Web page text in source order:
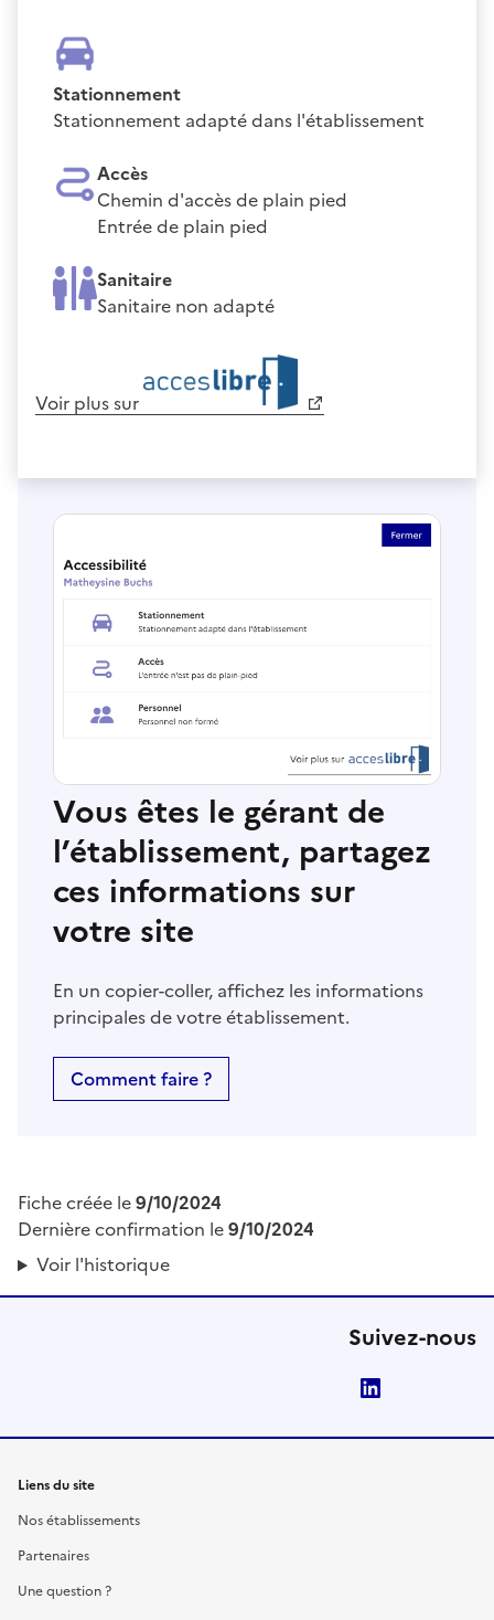
Stationnement
Stationnement adapté dans l'établissement
Accès
Chemin d'accès de plain pied
Entrée de plain pied
Sanitaire
Sanitaire non adapté
Voir plus sur
Vous êtes le gérant de
l’établissement, partagez
ces informations sur
votre site
En un copier-coller, affichez les informations
principales de votre établissement.
Comment faire ?
Fiche créée le9/10/2024
Dernière confirmation le9/10/2024
Voir l'historique
Suivez-nous
Liens du site
Nos établissements
Partenaires
Une question ?